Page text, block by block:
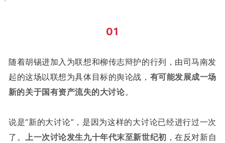
01
随着胡锡进加入为联想和柳传志辩护的行列，由司马南发
起的这场以联想为具体目标的舆论战， 有可能发展成一场
新的关于国有资产流失的大讨论。
说是“新的大讨论”，是因为这样的大讨论已经进行过一次
了。上一次讨论发生九十年代末至新世纪初 ，在反对新自